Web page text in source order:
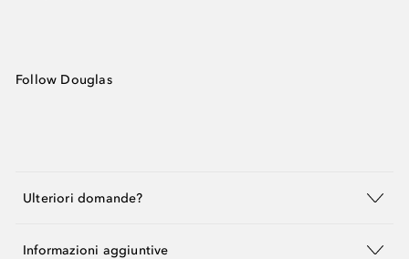
Follow Douglas
Ulteriori domande?
Informazioni aggiuntive